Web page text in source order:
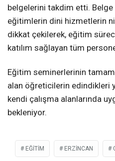
belgelerini takdim etti.
eğitimlerin dini hizmetlerin
dikkat çekilerek, eğitim
katılım sağlayan tüm
Eğitim seminerlerinin
alan öğreticilerin edindikleri
kendi çalışma alanlarında
bekleniyor.
EĞITIM ERZİNCAN